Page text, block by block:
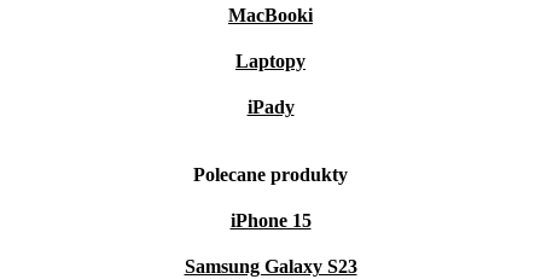
MacBooki
Laptopy
iPady
Polecane produkty
iPhone 15
Samsung Galaxy S23